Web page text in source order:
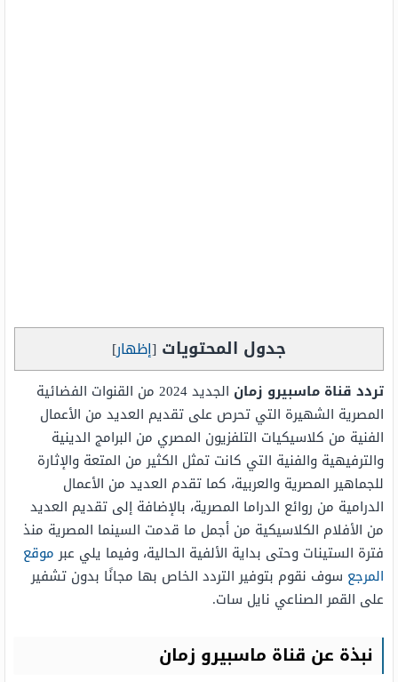
جدول المحتويات [إظهار]
تردد قناة ماسبيرو زمان
الجديد 2024 من القنوات الفضائية
المصرية الشهيرة التي تحرص على تقديم العديد من الأعمال
الفنية من كلاسيكيات التلفزيون المصري من البرامج الدينية
والترفيهية والفنية التي كانت تمثل الكثير من المتعة والإثارة
للجماهير المصرية والعربية، كما تقدم العديد من الأعمال
الدرامية من روائع الدراما المصرية، بالإضافة إلى تقديم العديد
من الأفلام الكلاسيكية من أجمل ما قدمت السينما المصرية منذ
فترة الستينات وحتى بداية الألفية الحالية، وفيما يلي عبرموقع
المرجع سوف نقوم بتوفير التردد الخاص بها مجانًا بدون تشفير
على القمر الصناعي نايل سات.
نبذة عن قناة ماسبيرو زمان